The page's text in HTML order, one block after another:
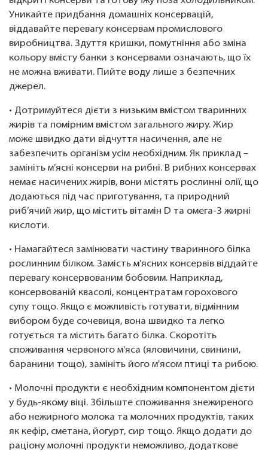
Уникайте придбання домашніх консервацій,
віддавайте перевагу консервам промислового
виробництва. Здуття кришки, помутніння або зміна
кольору вмісту банки з консервами означають, що їх
не можна вживати. Пийте воду лише з безпечних
джерел.
• Дотримуйтеся дієти з низьким вмістом тваринних
жирів та помірним вмістом загального жиру. Жир
може швидко дати відчуття насичення, але не
забезпечить організм усім необхідним. Як приклад –
замініть м’ясні консерви на рибні. В рибних консервах
немає насичених жирів, вони містять рослинні олії, що
додаються під час приготування, та природний
риб’ячий жир, що містить вітамін D та омега-3 жирні
кислоти.
• Намагайтеся замінювати частину тваринного білка
рослинним білком. Замість м'ясних консервів віддайте
перевагу консервованим бобовим. Наприклад,
консервованій квасолі, концентратам горохового
супу тощо. Якщо є можливість готувати, відмінним
вибором буде сочевиця, вона швидко та легко
готується та містить багато білка. Скоротіть
споживання червоного м'яса (яловичини, свинини,
баранини тощо), замініть його м'ясом птиці та рибою.
• Молочні продукти є необхідним компонентом дієти
у будь-якому віці. Збільште споживання знежиреного
або нежирного молока та молочних продуктів, таких
як кефір, сметана, йогурт, сир тощо. Якщо додати до
раціону молочні продукти неможливо, додаткове